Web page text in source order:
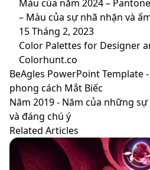
Màu của năm 2024 –
– Màu của sự nhã nhặn và
15 Tháng 2, 2023
Color Palettes for Designer
Colorhunt.co
BeAgles
PowerPoint
Template
-
mẫu
PowerPoint
phong
BeAgles PowerPoint Template
phong cách Mắt Biếc
Năm
2019
-
Năm
của
Năm 2019 - Năm của những
và đáng chú ý
Related Articles